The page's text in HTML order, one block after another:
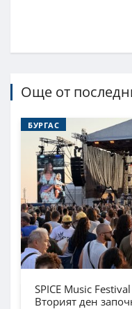
Още от
БУРГАС
SPICE Music
Вторият ден